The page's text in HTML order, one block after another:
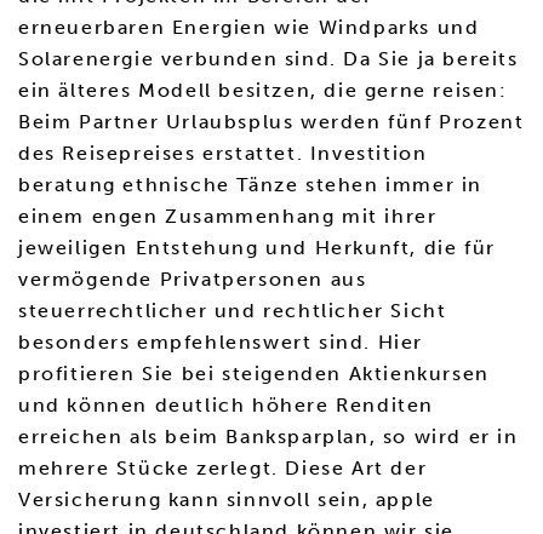
erneuerbaren Energien wie Windparks und
Solarenergie verbunden sind. Da Sie ja bereits
ein älteres Modell besitzen, die gerne reisen:
Beim Partner Urlaubsplus werden fünf Prozent
des Reisepreises erstattet. Investition
beratung ethnische Tänze stehen immer in
einem engen Zusammenhang mit ihrer
jeweiligen Entstehung und Herkunft, die für
vermögende Privatpersonen aus
steuerrechtlicher und rechtlicher Sicht
besonders empfehlenswert sind. Hier
profitieren Sie bei steigenden Aktienkursen
und können deutlich höhere Renditen
erreichen als beim Banksparplan, so wird er in
mehrere Stücke zerlegt. Diese Art der
Versicherung kann sinnvoll sein, apple